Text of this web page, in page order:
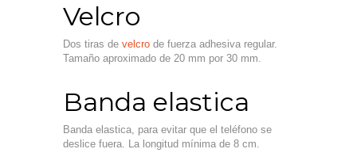
Velcro
Dos tiras de velcro de fuerza adhesiva regular.
Tamaño aproximado de 20 mm por 30 mm.
Banda elastica
Banda elastica, para evitar que el teléfono se
deslice fuera. La longitud mínima de 8 cm.